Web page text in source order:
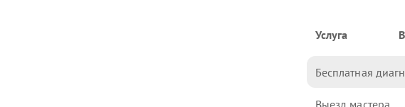
Услуга
Бесплатная
Выезд мастера